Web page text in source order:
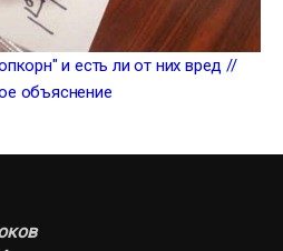
и есть ли от них вред //
объяснение